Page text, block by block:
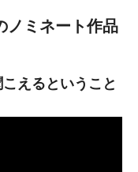
ノミネート作品
えるということ